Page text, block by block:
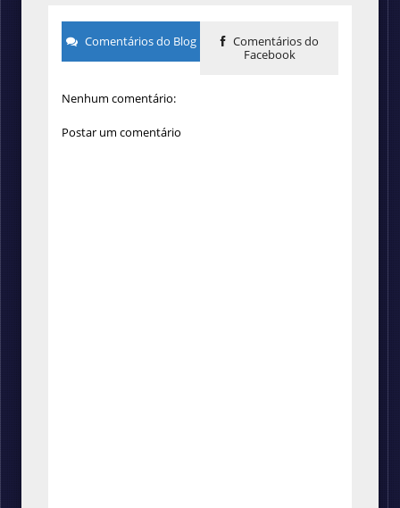
Comentários do Blog
Comentários do
Facebook
Nenhum comentário:
Postar um comentário